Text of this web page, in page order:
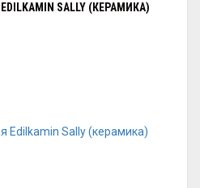
SALLY (КЕРАМИКА)